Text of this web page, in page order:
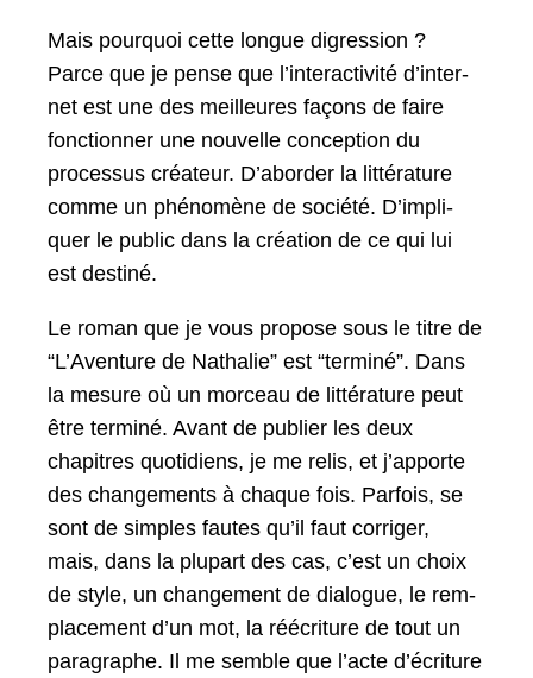
Mais pourquoi cette longue digres­sion ?
Parce que je pense que l’in­ter­ac­tiv­ité d’in­ter­
net est une des meilleures façons de faire
fonc­tion­ner une nou­velle con­cep­tion du
proces­sus créa­teur. D’abor­der la lit­téra­ture
comme un phénomène de société. D’im­pli­
quer le pub­lic dans la créa­tion de ce qui lui
est destiné.
Le roman que je vous pro­pose sous le titre de
“L’Aven­ture de Nathalie” est “ter­miné”. Dans
la mesure où un morceau de lit­téra­ture peut
être ter­miné. Avant de pub­li­er les deux
chapitres quo­ti­di­ens, je me relis, et j’ap­porte
des change­ments à chaque fois. Par­fois, se
sont de sim­ples fautes qu’il faut cor­riger,
mais, dans la plu­part des cas, c’est un choix
de style, un change­ment de dia­logue, le rem­
place­ment d’un mot, la réécri­t­ure de tout un
para­graphe. Il me sem­ble que l’acte d’écri­t­ure